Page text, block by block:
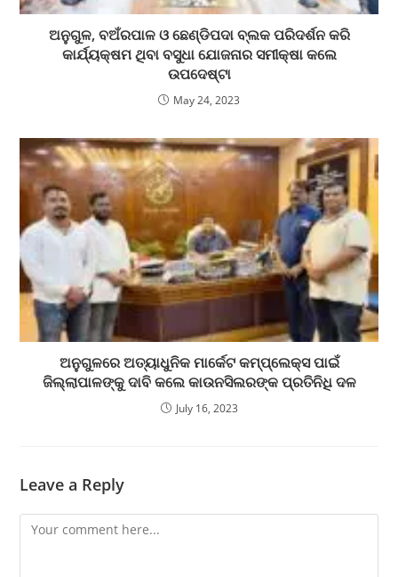
ଅନୁଗୁଳ, ବଅଁରପାଳ ଓ ଛେଣ୍ଡିପଦା ବ୍ଲକ ପରିଦର୍ଶନ କରି
କାର୍ଯ୍ୟକ୍ଷମ ଥିବା ବସୁଧା ଯୋଜନାର ସମୀକ୍ଷା କଲେ
ଉପଦେଷ୍ଟା
May 24, 2023
ଅନୁଗୁଳରେ ଅତ୍ୟାଧୁନିକ ମାର୍କେଟ କମ୍ପ୍ଲେକ୍ସ ପାଇଁ
ଜିଲ୍ଲାପାଳଙ୍କୁ ଦାବି କଲେ କାଉନସିଲରଙ୍କ ପ୍ରତିନିଧି ଦଳ
July 16, 2023
Leave a Reply